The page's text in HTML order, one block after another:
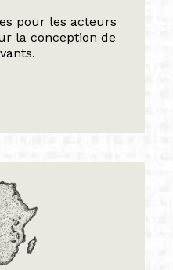
pour les acteurs
la conception de